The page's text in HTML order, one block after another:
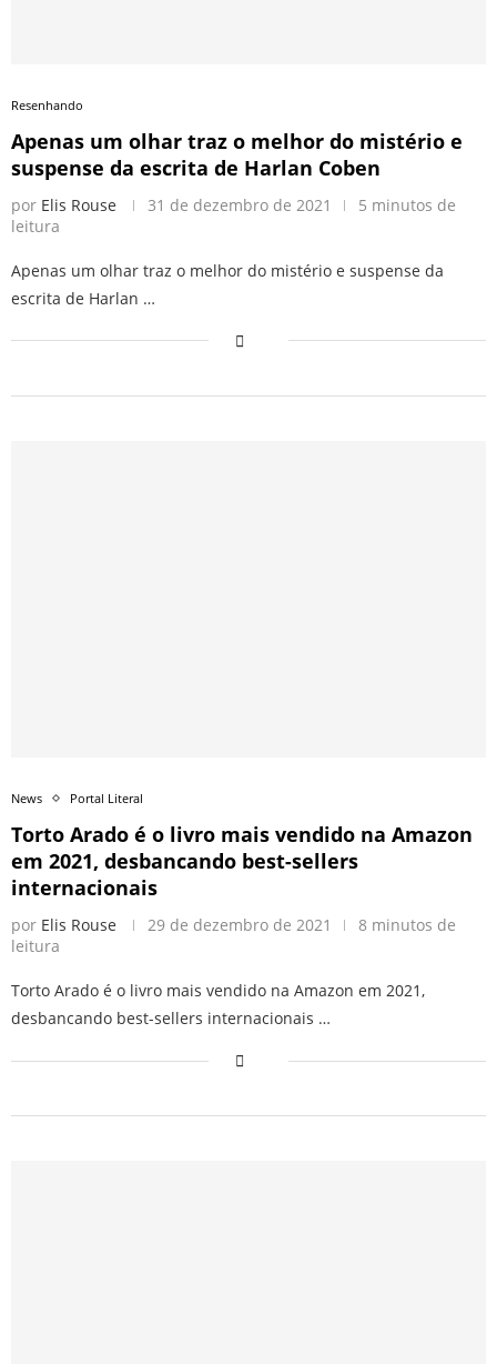
Resenhando
Apenas um olhar traz o melhor do mistério e
suspense da escrita de Harlan Coben
por Elis Rouse 31 de dezembro de 2021
5 minutos de
leitura
Apenas um olhar traz o melhor do mistério e suspense da
escrita de Harlan …
News Portal Literal
Torto Arado é o livro mais vendido na Amazon
em 2021, desbancando best-sellers
internacionais
por Elis Rouse 29 de dezembro de 2021
8 minutos de
leitura
Torto Arado é o livro mais vendido na Amazon em 2021,
desbancando best-sellers internacionais …